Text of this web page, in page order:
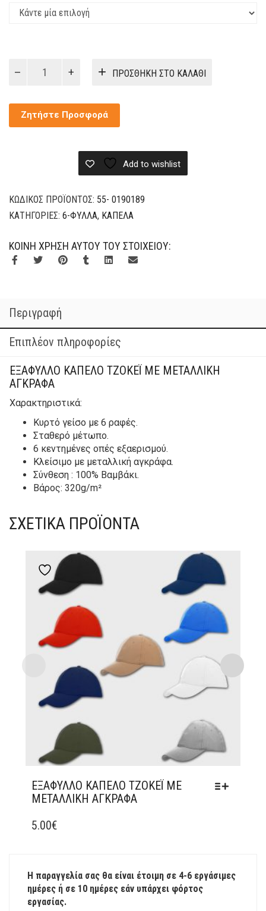
Με
Μεταλλική
Αγκράφα
ΠΡΟΣΘΉΚΗ ΣΤΟ ΚΑΛΆΘΙ
Ζητήστε Προσφορά
Add to wishlist
ΚΩΔΙΚΌΣ ΠΡΟΪΌΝΤΟΣ: 55- 0190189
ΚΑΤΗΓΟΡΊΕΣ: 6-ΦΎΛΛΑ, ΚΑΠΈΛΑ
ΚΟΙΝΉ ΧΡΉΣΗ ΑΥΤΟΎ ΤΟΥ ΣΤΟΙΧΕΊΟΥ:
Περιγραφή
Επιπλέον πληροφορίες
ΕΞΆΦΥΛΛΟ ΚΑΠΈΛΟ ΤΖΌΚΕΪ ΜΕ ΜΕΤΑΛΛΙΚΉ
ΑΓΚΡΆΦΑ
Χαρακτηριστικά:
Κυρτό γείσο με 6 ραφές.
Σταθερό μέτωπο.
6 κεντημένες οπές εξαερισμού.
Κλείσιμο με μεταλλική αγκράφα.
Σύνθεση : 100% Βαμβάκι.
Βάρος: 320g/m²
ΣΧΕΤΙΚΆ ΠΡΟΪΌΝΤΑ
Add to wishlist
ΕΞΆΦΥΛΛΟ ΚΑΠΈΛΟ ΤΖΌΚΕΪ ΜΕ
ΜΕΤΑΛΛΙΚΉ ΑΓΚΡΆΦΑ
ΤΟ
ΠΑΡΑΛΛΑΓΈΣ.
ΟΙ
ΕΠΙΛΟΓΈΣ
5.00€
Η παραγγελία σας θα είναι έτοιμη σε 4-6 εργάσιμες
ημέρες ή σε 10 ημέρες εάν υπάρχει φόρτος
εργασίας.